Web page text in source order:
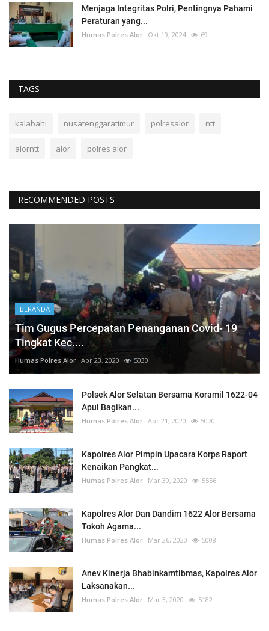
Menjaga Integritas Polri, Pentingnya Pahami
Peraturan yang...
Humas Polres Alor Okt 19, 2024 69
TAGS
kalabahi nusatenggaratimur polresalor ntt
alorntt alor polres alor
RECOMMENDED POSTS
BERANDA
Tim Gugus Percepatan Penanganan Covid- 19
Tingkat Kec....
Humas Polres Alor Apr 23, 2020 5030
Polsek Alor Selatan Bersama Koramil 1622-04
Apui Bagikan...
Humas Polres Alor Apr 21, 2020 5070
Kapolres Alor Pimpin Upacara Korps Raport
Kenaikan Pangkat...
Humas Polres Alor Mar 30, 2020 5556
Kapolres Alor Dan Dandim 1622 Alor Bersama
Tokoh Agama...
Humas Polres Alor Mar 26, 2020 5008
Anev Kinerja Bhabinkamtibmas, Kapolres Alor
Laksanakan...
Humas Polres Alor Mar 3, 2020 5182